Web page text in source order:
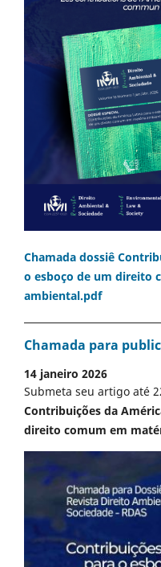
Chamada dossiê
o esboço de um direito
ambiental.pdf
Chamada para
14 janeiro 2026
Submeta seu artigo até
Contribuições da
direito comum em